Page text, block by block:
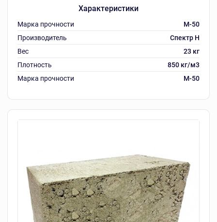
Характеристики
Марка прочности
M-50
Производитель
Спектр Н
Вес
23 кг
Плотность
850 кг/м3
Марка прочности
M-50